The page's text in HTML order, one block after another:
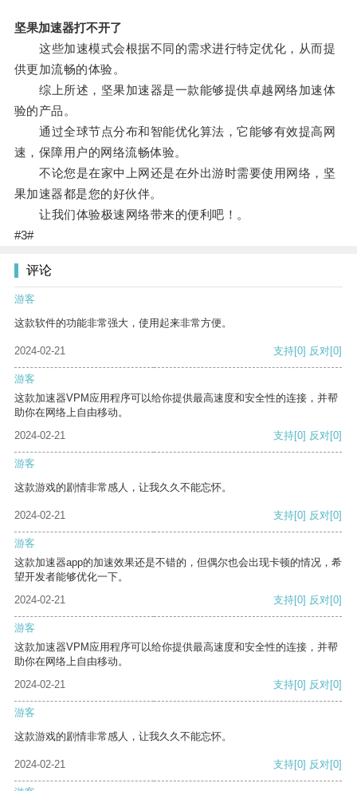
坚果加速器打不开了
这些加速模式会根据不同的需求进行特定优化，从而提
供更加流畅的体验。
综上所述，坚果加速器是一款能够提供卓越网络加速体
验的产品。
通过全球节点分布和智能优化算法，它能够有效提高网
速，保障用户的网络流畅体验。
不论您是在家中上网还是在外出游时需要使用网络，坚
果加速器都是您的好伙伴。
让我们体验极速网络带来的便利吧！。
#3#
评论
游客
这款软件的功能非常强大，使用起来非常方便。
2024-02-21 支持[0] 反对[0]
游客
这款加速器VPM应用程序可以给你提供最高速度和安全性的连接，并帮
助你在网络上自由移动。
2024-02-21
支持[0] 反对[0]
游客
这款游戏的剧情非常感人，让我久久不能忘怀。
2024-02-21 支持[0] 反对[0]
游客
这款加速器app的加速效果还是不错的，但偶尔也会出现卡顿的情况，希
望开发者能够优化一下。
2024-02-21
支持[0] 反对[0]
游客
这款加速器VPM应用程序可以给你提供最高速度和安全性的连接，并帮
助你在网络上自由移动。
2024-02-21
支持[0] 反对[0]
游客
这款游戏的剧情非常感人，让我久久不能忘怀。
2024-02-21 支持[0] 反对[0]